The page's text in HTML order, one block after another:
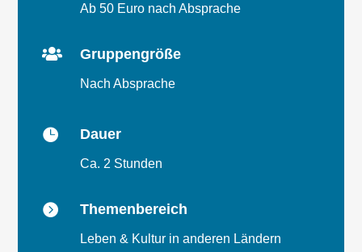
Ab 50 Euro nach Absprache
 Gruppengröße
Nach Absprache
 Dauer
Ca. 2 Stunden
 Themenbereich
Leben & Kultur in anderen Ländern